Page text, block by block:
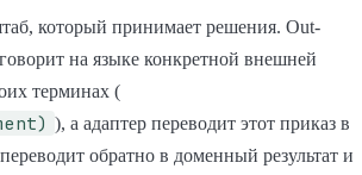
который принимает решения. Out-
на языке конкретной внешней
терминах (
), а адаптер переводит этот приказ в
обратно в доменный результат и